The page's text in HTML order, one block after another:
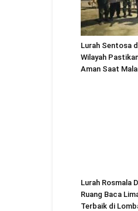
Lurah Sentosa
Wilayah
Aman Saat